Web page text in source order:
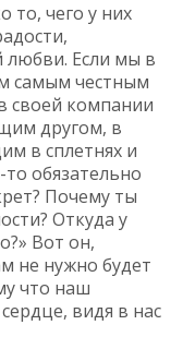
то, чего у них
любви. Если мы в
самым честным
своей компании
другом, в
в сплетнях и
обязательно
Почему ты
Откуда у
Вот он,
не нужно будет
что наш
видя в нас